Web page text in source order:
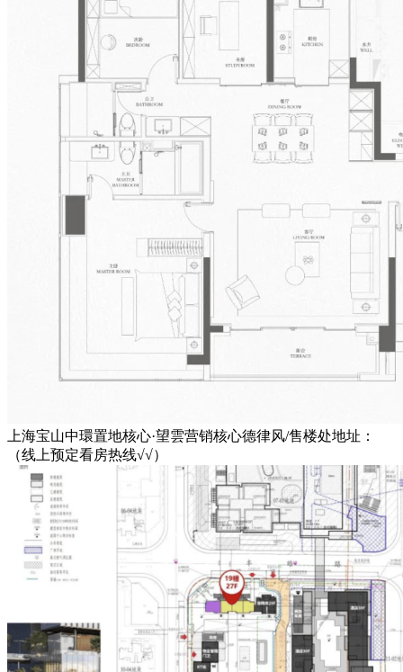
上海宝山中環置地核心·望雲营销核心德律风/售楼处地址：
（线上预定看房热线√√）